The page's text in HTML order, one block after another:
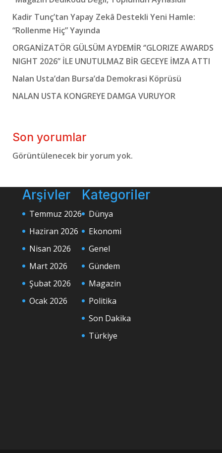
Kadir Tunç’tan Yapay Zekâ Destekli Yeni Hamle:
“Rollenme Hiç” Yayında
ORGANİZATÖR GÜLSÜM AYDEMİR ‘’GLORIZE AWARDS
NIGHT 2026’’ İLE UNUTULMAZ BİR GECEYE İMZA ATTI
Nalan Usta’dan Bursa’da Demokrasi Köprüsü
NALAN USTA KONGREYE DAMGA VURUYOR
Son yorumlar
Görüntülenecek bir yorum yok.
Arşivler
Temmuz 2026
Haziran 2026
Nisan 2026
Mart 2026
Şubat 2026
Ocak 2026
Kategoriler
Dünya
Ekonomi
Genel
Gündem
Magazin
Politika
Son Dakika
Türkiye